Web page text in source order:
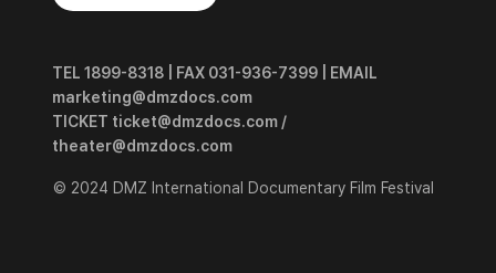
TEL 1899-8318 | FAX 031-936-7399 | EMAIL
marketing@dmzdocs.com
TICKET ticket@dmzdocs.com /
theater@dmzdocs.com
© 2024 DMZ International Documentary Film Festival